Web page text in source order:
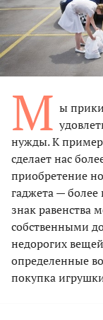
М ы
нужды. К
сделает нас
приобретение
гаджета —
знак равенства
собственными
недорогих
определенные
покупка